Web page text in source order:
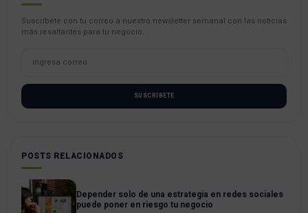
Suscríbete con tu correo a nuestro newsletter semanal con las noticias
más resaltantes para tu negocio.
SUSCRÍBETE
POSTS RELACIONADOS
Depender solo de una estrategia en redes sociales
puede poner en riesgo tu negocio